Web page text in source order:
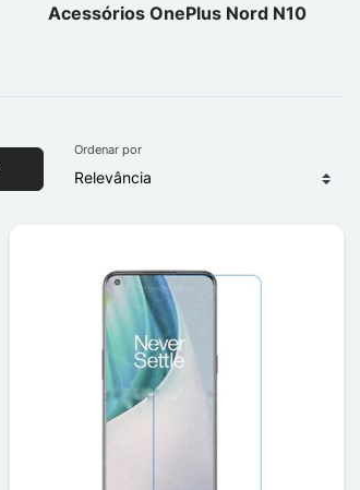
Acessórios OnePlus Nord N10
Ordenar por